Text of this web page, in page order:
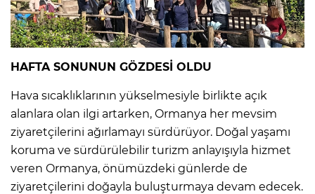
HAFTA SONUNUN GÖZDESİ OLDU
Hava sıcaklıklarının yükselmesiyle birlikte açık
alanlara olan ilgi artarken, Ormanya her mevsim
ziyaretçilerini ağırlamayı sürdürüyor. Doğal yaşamı
koruma ve sürdürülebilir turizm anlayışıyla hizmet
veren Ormanya, önümüzdeki günlerde de
ziyaretçilerini doğayla buluşturmaya devam edecek.